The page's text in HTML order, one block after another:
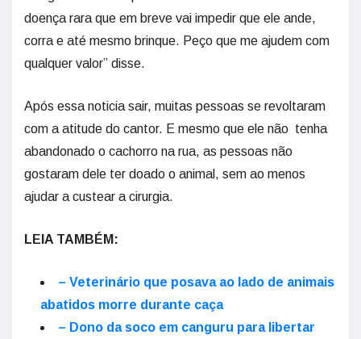
doença rara que em breve vai impedir que ele ande,
corra e até mesmo brinque. Peço que me ajudem com
qualquer valor” disse.
Após essa noticia sair, muitas pessoas se revoltaram
com a atitude do cantor. E mesmo que ele não tenha
abandonado o cachorro na rua, as pessoas não
gostaram dele ter doado o animal, sem ao menos
ajudar a custear a cirurgia.
LEIA TAMBÉM:
– Veterinário que posava ao lado de animais
abatidos morre durante caça
– Dono da soco em canguru para libertar